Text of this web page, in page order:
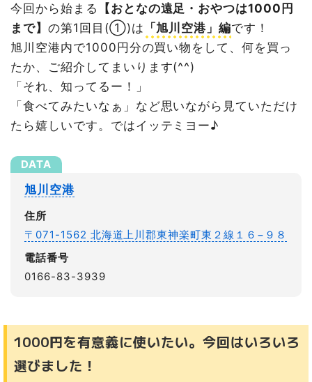
今回から始まる
【おとなの遠足・おやつは1000円
まで】 の第1回目(①)は 「旭川空港」編です！
旭川空港内で1000円分の買い物をして、何を買っ
たか、ご紹介してまいります(^^)
「それ、知ってるー！」
「食べてみたいなぁ」など思いながら見ていただけ
たら嬉しいです。ではイッテミヨー♪
旭川空港
住所
〒071-1562 北海道上川郡東神楽町東２線１６−９８
電話番号
0166-83-3939
1000円を有意義に使いたい。今回はいろいろ
選びました！